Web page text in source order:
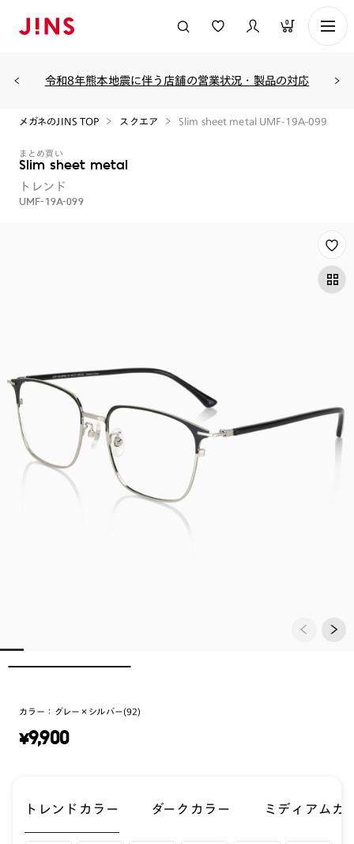
0
令和8年熊本地震に伴う店舗の営業状況・製品の対応
メガネのJINS TOP スクエア Slim sheet metal UMF-19A-099
まとめ買い
Slim sheet metal
トレンド
UMF-19A-099
カラー： グレー×シルバー(92)
¥9,900
トレンドカラー ダークカラー ミディアムカ